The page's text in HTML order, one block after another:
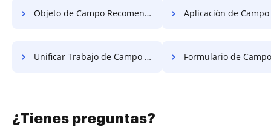
Objeto de Campo Recomendado Unificado Para Gratis Aplicación de Campo Recomendada
Unificar Trabajo de Campo Recomendado de Forma Gratuita Formulario de Campo Requisito
¿Tienes preguntas?